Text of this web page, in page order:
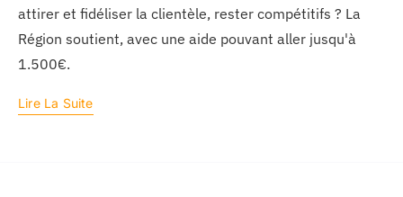
attirer et fidéliser la clientèle, rester compétitifs ? La
Région soutient, avec une aide pouvant aller jusqu'à
1.500€.
Lire La Suite